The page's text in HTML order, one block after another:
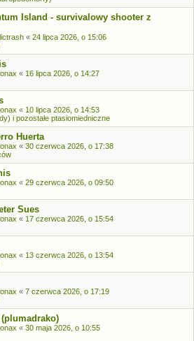
Island - survivalowy shooter z
« 24 lipca 2026, o 15:06
« 16 lipca 2026, o 14:27
« 10 lipca 2026, o 14:53
i pozostałe ptasiomiedniczne
Huerta
« 30 czerwca 2026, o 17:38
« 29 czerwca 2026, o 09:50
Sues
« 17 czerwca 2026, o 15:54
« 13 czerwca 2026, o 13:54
« 7 czerwca 2026, o 17:19
« 30 maja 2026, o 10:55